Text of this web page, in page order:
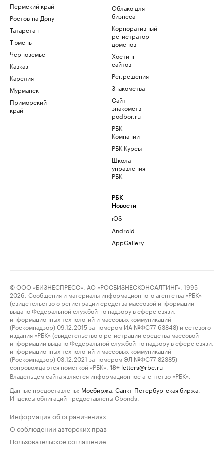
Пермский край
Ростов-на-Дону
Татарстан
Тюмень
Черноземье
Кавказ
Карелия
Мурманск
Приморский
край
Облако для
бизнеса
Корпоративный
регистратор
доменов
Хостинг
сайтов
Рег.решения
Знакомства
Сайт
знакомств
podbor.ru
РБК
Компании
РБК Курсы
Школа
управления
РБК
РБК
Новости
iOS
Android
AppGallery
© ООО «БИЗНЕСПРЕСС», АО «РОСБИЗНЕСКОНСАЛТИНГ», 1995–
2026. Сообщения и материалы информационного агентства «РБК»
(свидетельство о регистрации средства массовой информации
выдано Федеральной службой по надзору в сфере связи,
информационных технологий и массовых коммуникаций
(Роскомнадзор) 09.12.2015 за номером ИА №ФС77-63848) и сетевого
издания «РБК» (свидетельство о регистрации средства массовой
информации выдано Федеральной службой по надзору в сфере связи,
информационных технологий и массовых коммуникаций
(Роскомнадзор) 03.12.2021 за номером ЭЛ №ФС77-82385)
сопровождаются пометкой «РБК».
18+ letters@rbc.ru
Владельцем сайта является информационное агентство «РБК».
Данные предоставлены: Мосбиржа Санкт-Петербургская биржа
Индексы облигаций предоставлены Cbonds.
Информация об ограничениях
О соблюдении авторских прав
Пользовательское соглашение